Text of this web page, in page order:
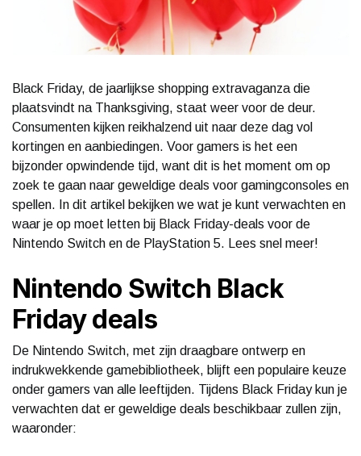
Black Friday, de jaarlijkse shopping extravaganza die
plaatsvindt na Thanksgiving, staat weer voor de deur.
Consumenten kijken reikhalzend uit naar deze dag vol
kortingen en aanbiedingen. Voor gamers is het een
bijzonder opwindende tijd, want dit is het moment om op
zoek te gaan naar geweldige deals voor gamingconsoles en
spellen. In dit artikel bekijken we wat je kunt verwachten en
waar je op moet letten bij Black Friday-deals voor de
Nintendo Switch en de PlayStation 5. Lees snel meer!
Nintendo Switch Black
Friday deals
De Nintendo Switch, met zijn draagbare ontwerp en
indrukwekkende gamebibliotheek, blijft een populaire keuze
onder gamers van alle leeftijden. Tijdens Black Friday kun je
verwachten dat er geweldige deals beschikbaar zullen zijn,
waaronder: